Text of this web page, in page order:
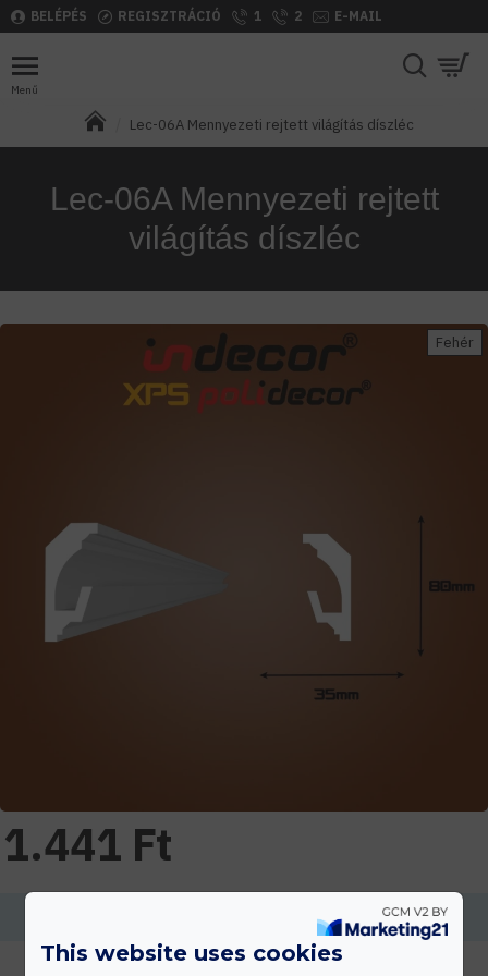
BELÉPÉS REGISZTRÁCIÓ 1 2 E-MAIL
Lec-06A Mennyezeti rejtett világítás díszléc
Lec-06A Mennyezeti rejtett
világítás díszléc
Fehér
1.441 Ft
Ennek a terméknek a minimális mennyisége 2
This website uses cookies